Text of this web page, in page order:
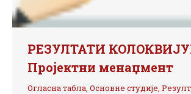
РЕЗУЛТАТИ
Пројектни менаџмент
Огласна табла, Основне студије,